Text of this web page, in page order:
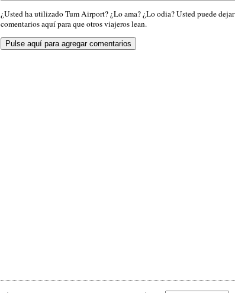
¿Usted ha utilizado Tum Airport? ¿Lo ama? ¿Lo odia? Usted puede dejar
comentarios aquí para que otros viajeros lean.